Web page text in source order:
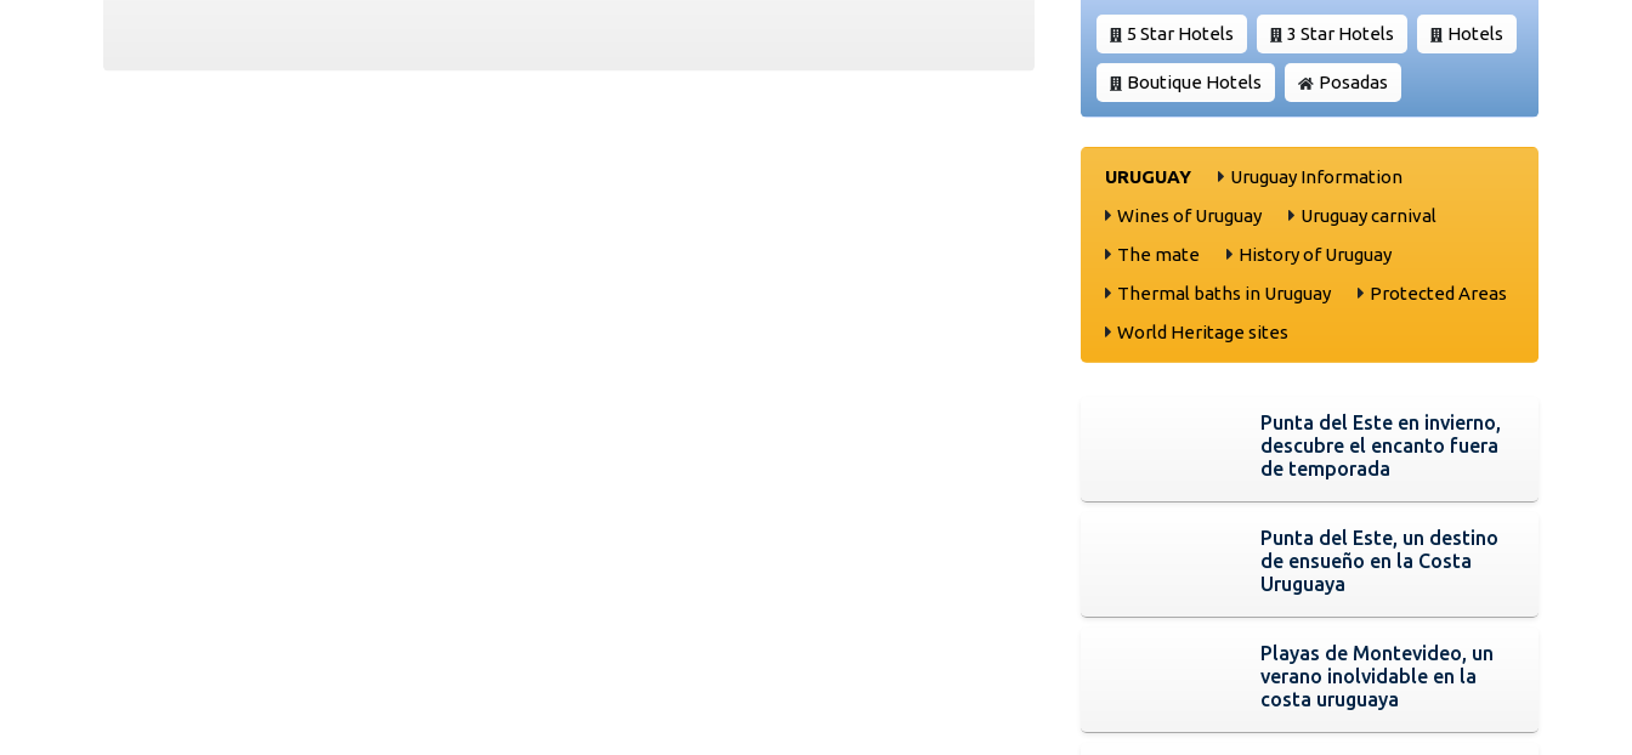
5 Star Hotels 3 Star Hotels Hotels
Boutique Hotels Posadas
URUGUAY
Uruguay Information
Wines of Uruguay
Uruguay carnival
The mate
History of Uruguay
Thermal baths in Uruguay
Protected Areas
World Heritage sites
Punta del Este en invierno,
descubre el encanto fuera
de temporada
Punta del Este, un destino
de ensueño en la Costa
Uruguaya
Playas de Montevideo, un
verano inolvidable en la
costa uruguaya